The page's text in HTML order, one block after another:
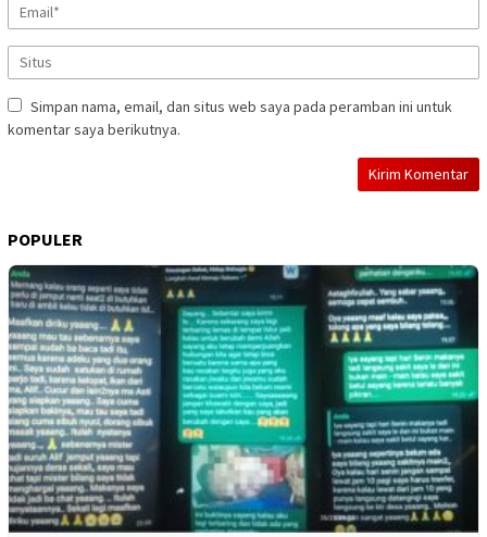
Simpan nama, email, dan situs web saya pada peramban ini untuk
komentar saya berikutnya.
POPULER